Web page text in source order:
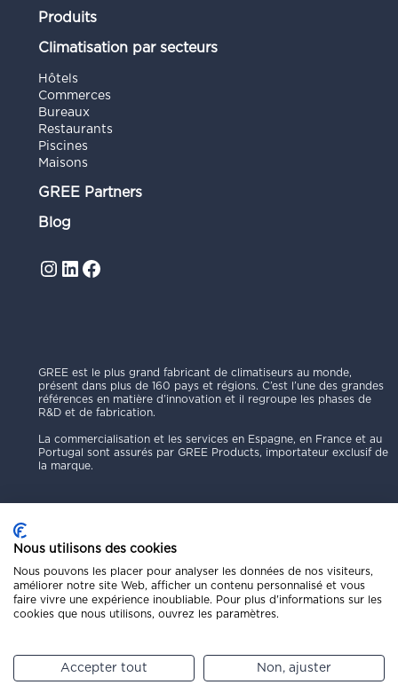
Produits
Climatisation par secteurs
Hôtels
Commerces
Bureaux
Restaurants
Piscines
Maisons
GREE Partners
Blog
Instagram
LinkedIn
Facebook
GREE est le plus grand fabricant de climatiseurs au monde,
présent dans plus de 160 pays et régions. C’est l’une des grandes
références en matière d’innovation et il regroupe les phases de
R&D et de fabrication.
La commercialisation et les services en Espagne, en France et au
Portugal sont assurés par GREE Products, importateur exclusif de
la marque.
Politique de confidentialité
Mentions légales
Code éthique
Canal de signalement
Copyright © 2025 GREE Products
Nous utilisons des cookies
Nous pouvons les placer pour analyser les données de nos visiteurs,
améliorer notre site Web, afficher un contenu personnalisé et vous
faire vivre une expérience inoubliable. Pour plus d'informations sur les
cookies que nous utilisons, ouvrez les paramètres.
Accepter tout Non, ajuster